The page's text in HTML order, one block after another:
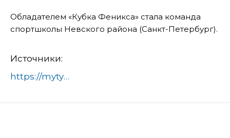
Обладателем «Кубка Феникса» стала команда
спортшколы Невского района (Санкт-Петербург).
Источники:
https://mytyshi.ru/article/mytischinskie-basketbolistki-pyatye-na-kubke-feniksa-671479